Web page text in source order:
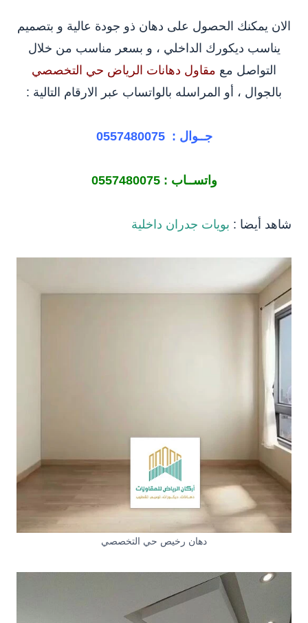
الان يمكنك الحصول على دهان ذو جودة عالية و بتصميم
يناسب ديكورك الداخلي ، و بسعر مناسب من خلال
التواصل مع مقاول دهانات الرياض حي التخصصي
بالجوال ، أو المراسله بالواتساب عبر الارقام التالية :
جــوال :0557480075
واتســاب :0557480075
شاهد أيضا : بويات جدران داخلية
دهان رخيص حي التخصصي